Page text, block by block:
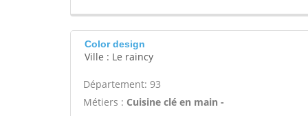
Color design
Ville : Le raincy
Département: 93
Métiers : Cuisine clé en main -